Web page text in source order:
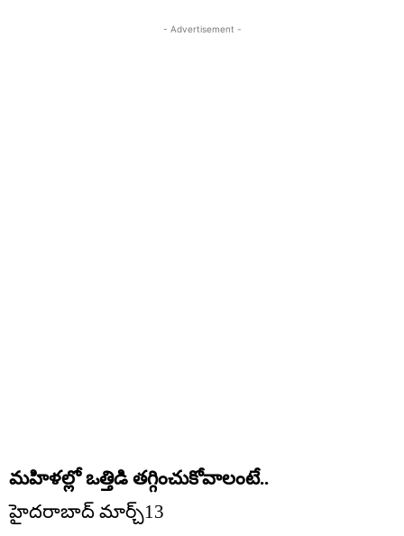
- Advertisement -
మహిళల్లో ఒత్తిడి తగ్గించుకోవాలంటే..
హైదరాబాద్ మార్చ్13